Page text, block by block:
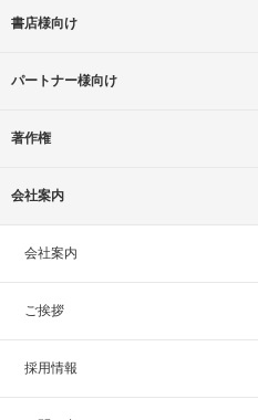
書店様向け
パートナー様向け
著作権
会社案内
会社案内
ご挨拶
採用情報